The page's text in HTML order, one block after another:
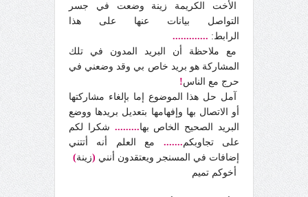
الأخت الكريمة زينة وضعت في جسر
التواصل بيانات عنها على هذا
الرابط: .............
مع ملاحظة أن البريد المدون في تلك
المشاركة هو بريد خاص بي وقد وضعني في
حرج مع الناس!
آمل حل هذا الموضوع إما بإلغاء مشاركتها
أو الاتصال بها وإفهامها بتعديل بريدها ووضع
البريد الصحيح الخاص بها......... شكرا لكم
على تجاوبكم....... مع العلم أنه أتتني
إضافات في المسنجر ويعتقدون أنني (زينة)
أخوكم تميم